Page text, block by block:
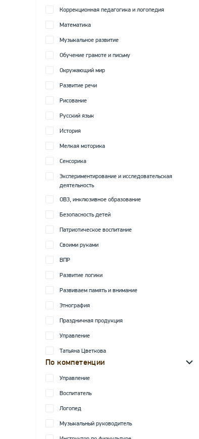
Коррекционная педагогика и логопедия
Математика
Музыкальное развитие
Обучение грамоте и письму
Окружающий мир
Развитие речи
Рисование
Русский язык
История
Мелкая моторика
Сенсорика
Экспериментирование и исследовательская
деятельность
ОВЗ, инклюзивное образование
Безопасность детей
Патриотическое воспитание
Своими руками
ВПР
Развитие логики
Развиваем память и внимание
Этнография
Праздничная продукция
Управление
Татьяна Цветкова
По компетенции
Управление
Воспитатель
Логопед
Музыкальный руководитель